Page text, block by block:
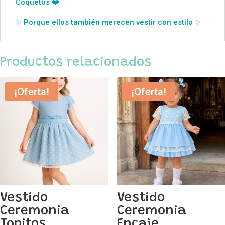
Coquetos ❤️
✨ Porque ellos también merecen vestir con estilo ✨
Productos relacionados
¡Oferta!
Vestido
Ceremonia
¡Oferta!
Vestido
Ceremonia